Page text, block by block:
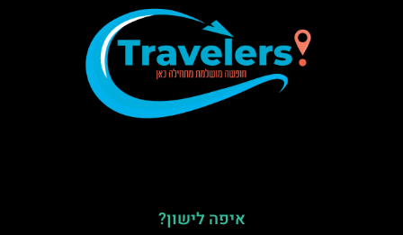
איפה לישון?